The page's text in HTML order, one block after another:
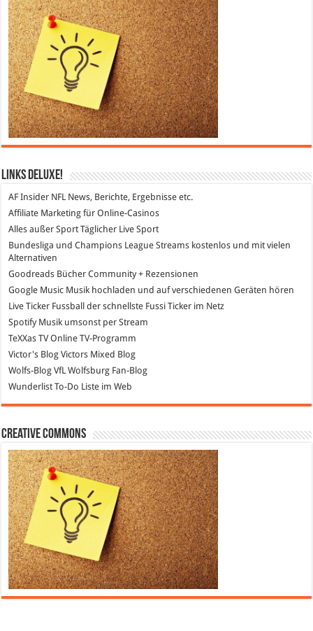
Links DeLuXe!
AF Insider NFL News, Berichte, Ergebnisse etc.
Affiliate Marketing für Online-Casinos
Alles außer Sport Täglicher Live Sport
Bundesliga und Champions League Streams kostenlos und mit vielen
Alternativen
Goodreads Bücher Community + Rezensionen
Google Music Musik hochladen und auf verschiedenen Geräten hören
Live Ticker Fussball der schnellste Fussi Ticker im Netz
SpotifyMusik umsonst per Stream
TeXXas TVOnline TV-Programm
Victor's Blog Victors Mixed Blog
Wolfs-Blog VfL Wolfsburg Fan-Blog
Wunderlist To-Do Liste im Web
Creative Commons